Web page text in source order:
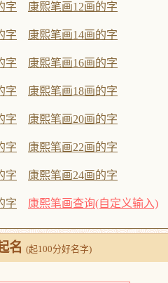
字 康熙笔画12画的字
字 康熙笔画14画的字
字 康熙笔画16画的字
字 康熙笔画18画的字
字 康熙笔画20画的字
字 康熙笔画22画的字
字 康熙笔画24画的字
字 康熙笔画查询(自定义输入)
名 (起100分好名字)